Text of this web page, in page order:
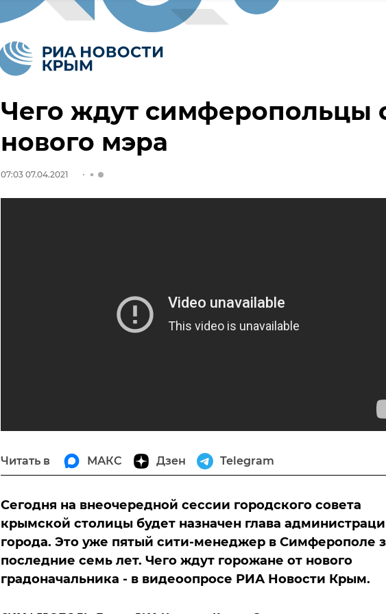
Чего ждут симферопольцы
нового мэра
07:03 07.04.2021
Читать в МАКС Дзен Telegram
Сегодня на внеочередной сессии городского совета
крымской столицы будет назначен глава
города. Это уже пятый сити-менеджер в Симферополе
последние семь лет. Чего ждут горожане от нового
градоначальника - в видеоопросе РИА Новости Крым.